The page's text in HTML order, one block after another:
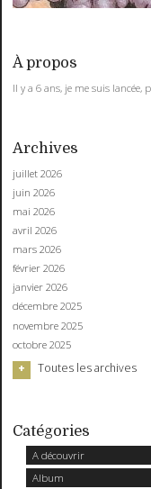
À propos
Il y a 6 ans, je me suis lancée,
Archives
juillet 2026
juin 2026
mai 2026
avril 2026
mars 2026
février 2026
janvier 2026
décembre 2025
novembre 2025
octobre 2025
Toutes les archives
Catégories
A découvrir
Album